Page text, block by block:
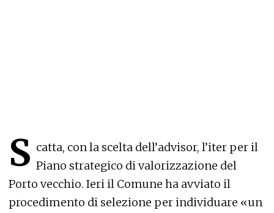
S catta, con la scelta dell’advisor, l’iter per il
Piano strategico di valorizzazione del
Porto vecchio. Ieri il Comune ha avviato il
procedimento di selezione per individuare «un